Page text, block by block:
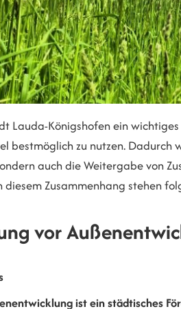
Lauda-Königshofen ein
bestmöglich zu nutzen.
auch die Weitergabe von
diesem Zusammenhang stehen
vor
ist ein städtisches